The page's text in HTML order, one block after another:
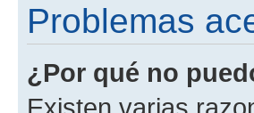
Problemas
¿Por qué no